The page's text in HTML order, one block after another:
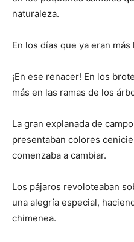
naturaleza.
En los días que ya eran más
¡En ese renacer! En los
más en las ramas de los
La gran explanada de
presentaban colores
comenzaba a cambiar.
Los pájaros revoloteaban
una alegría especial,
chimenea.